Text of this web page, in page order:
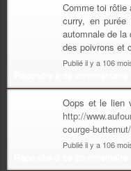
Comme toi rôtie
curry, en purée
automnale de
des poivrons et
Publié il y a 106
Oops et le lien
http://
courge-butternut/
Publié il y a 106